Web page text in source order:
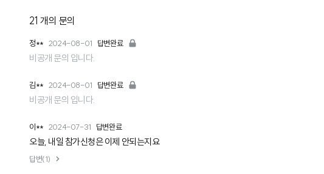
21 개의 문의
정** 2024-08-01 답변완료
비공개 문의 입니다.
김** 2024-08-01 답변완료
비공개 문의 입니다.
이** 2024-07-31 답변완료
오늘, 내일 참가신청은 이제 안되는지요
답변(1)